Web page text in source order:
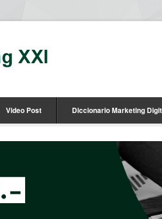
Video Post Diccionario Marketing